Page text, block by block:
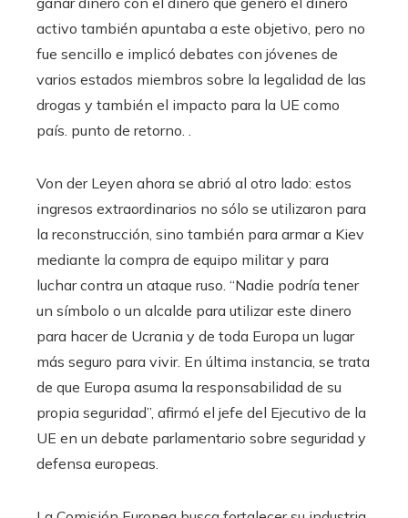
activo también apuntaba a este objetivo, pero no
fue sencillo e implicó debates con jóvenes de
varios estados miembros sobre la legalidad de las
drogas y también el impacto para la UE como
país. punto de retorno. .
Von der Leyen ahora se abrió al otro lado: estos
ingresos extraordinarios no sólo se utilizaron para
la reconstrucción, sino también para armar a Kiev
mediante la compra de equipo militar y para
luchar contra un ataque ruso. “Nadie podría tener
un símbolo o un alcalde para utilizar este dinero
para hacer de Ucrania y de toda Europa un lugar
más seguro para vivir. En última instancia, se trata
de que Europa asuma la responsabilidad de su
propia seguridad”, afirmó el jefe del Ejecutivo de la
UE en un debate parlamentario sobre seguridad y
defensa europeas.